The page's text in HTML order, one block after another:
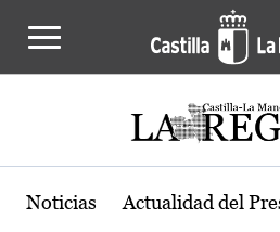
Actualidad de la
Noticias Actualidad del